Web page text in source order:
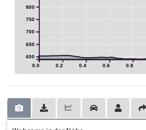
0.0 0.2 0.4 0.6 0.8
600
650
700
750
800